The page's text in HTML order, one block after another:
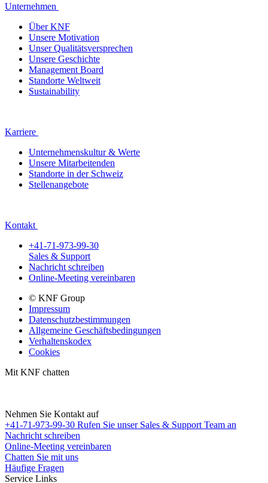
Unternehmen
Über KNF
Unsere Motivation
Unser Qualitätsversprechen
Unsere Geschichte
Management Board
Standorte Weltweit
Sustainability
Karriere
Unternehmenskultur & Werte
Unsere Mitarbeitenden
Standorte in der Schweiz
Stellenangebote
Kontakt
+41-71-973-99-30
Sales & Support
Nachricht schreiben
Online-Meeting vereinbaren
© KNF Group
Impressum
Datenschutzbestimmungen
Allgemeine Geschäftsbedingungen
Verhaltenskodex
Cookies
Mit KNF chatten
Nehmen Sie Kontakt auf
+41-71-973-99-30 Rufen Sie unser Sales & Support Team an
Nachricht schreiben
Online-Meeting vereinbaren
Chatten Sie mit uns
Häufige Fragen
Service Links